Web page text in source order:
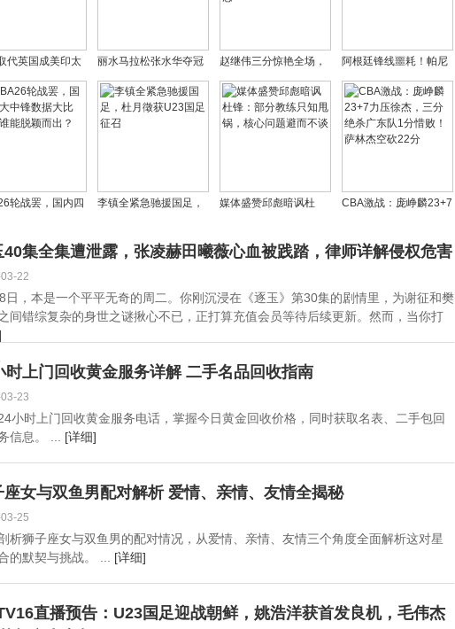
代英国成美印太
友，近期合作持
丽水马拉松张水华夺冠
引欢呼 辞职后首冠斩获
8.5万奖金
赵继伟三分惊艳全场，
乌戈执教辽宁7胜1负，
赛后畅谈团队理念
阿根廷锋线噩耗！帕尼
切利十字韧带断裂 世界
杯梦碎+赛季报销
轮战罢，国内四
而出？
李镇全紧急驰援国足，
媒体盛赞邱彪暗讽杜
锅，核心问题避而不谈
CBA激战：庞峥麟23+7
东队1分惜败！萨林杰空
40集全集遭泄露，张凌赫田曦薇心血被践踏，律师详解侵权危害
22
日，本是一个平平无奇的周二。你刚沉浸在《逐玉》第30集的剧情里，为谢征和樊
间错综复杂的身世之谜揪心不已，正打算充值会员等待后续更新。然而，当你打
时上门回收黄金服务详解 二手名品回收指南
23
小时上门回收黄金服务电话，掌握今日黄金回收价格，同时获取名表、二手包回
信息。 ... [详细]
座女与双鱼男配对解析 爱情、亲情、友情全揭秘
25
析狮子座女与双鱼男的配对情况，从爱情、亲情、友情三个角度全面解析这对星
的默契与挑战。 ... [详细]
直播预告：U23国足迎战朝鲜，姚浩洋获首发良机，毛伟杰